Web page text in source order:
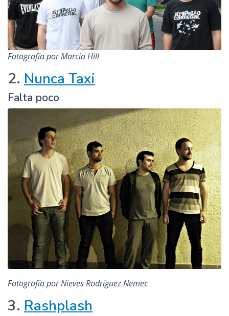
Fotografía por Marcia Hill
2. Nunca Taxi
Falta poco
Fotografía por Nieves Rodríguez Nemec
3. Rashplash